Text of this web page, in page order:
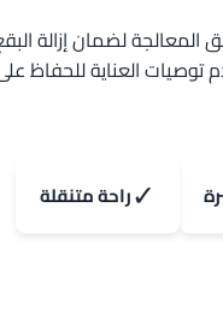
لضمان إزالة
توصيات العناية للحفاظ
✓راحة متنقلة